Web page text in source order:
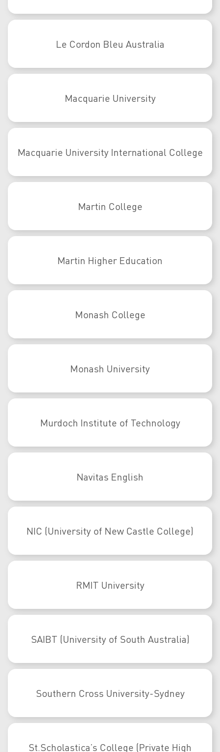
Le Cordon Bleu Australia
Macquarie University
Macquarie University International College
Martin College
Martin Higher Education
Monash College
Monash University
Murdoch Institute of Technology
Navitas English
NIC (University of New Castle College)
RMIT University
SAIBT (University of South Australia)
Southern Cross University-Sydney
St.Scholastica’s College (Private High